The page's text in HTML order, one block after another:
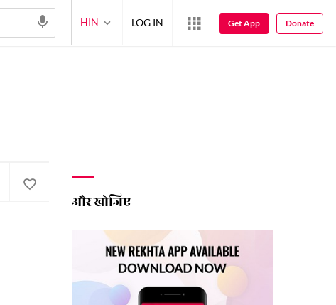
और खोजिए
HIN LOG IN Get App Donate